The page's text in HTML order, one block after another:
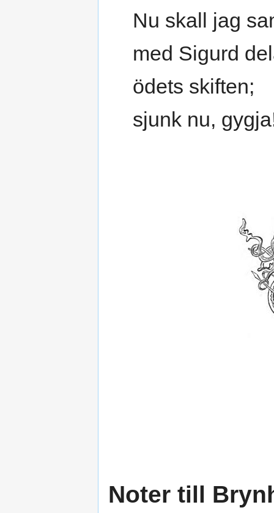
Nu skall jag
med Sigurd
ödets skiften;
sjunk nu,
Noter till